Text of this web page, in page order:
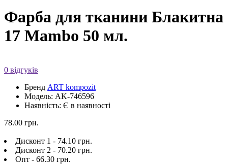
Фарба для тканини Блакитна
17 Mambo 50 мл.
0 відгуків
Бренд ART kompozit
Модель: AK-746596
Наявність: Є в наявності
78.00 грн.
Дисконт 1 - 74.10 грн.
Дисконт 2 - 70.20 грн.
Опт - 66.30 грн.